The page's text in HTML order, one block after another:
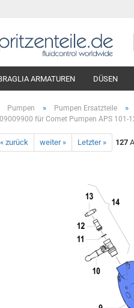
ARMATUREN DÜSEN
Pumpen » Pumpen Ersatzteile »
für Comet Pumpen APS 101-
« zurück weiter » Letzter » 127